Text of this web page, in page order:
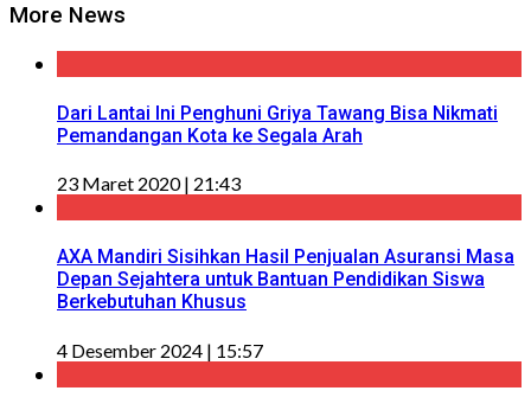
More News
Dari Lantai Ini Penghuni Griya Tawang Bisa Nikmati
Pemandangan Kota ke Segala Arah
23 Maret 2020 | 21:43
AXA Mandiri Sisihkan Hasil Penjualan Asuransi Masa
Depan Sejahtera untuk Bantuan Pendidikan Siswa
Berkebutuhan Khusus
4 Desember 2024 | 15:57